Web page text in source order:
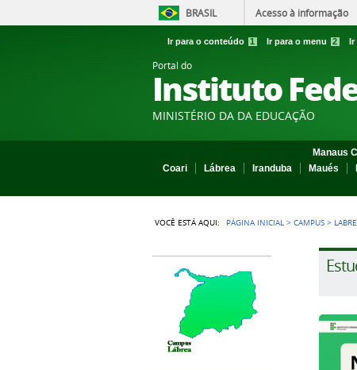
BRASIL Acesso à informação
Ir para o conteúdo 1 Ir para o menu 2 Ir
Portal do
Instituto
MINISTÉRIO DA DA EDUCAÇÃO
Manaus
Coari
Lábrea Iranduba Maués
VOCÊ ESTÁ AQUI: PÁGINA INICIAL >CAMPUS >